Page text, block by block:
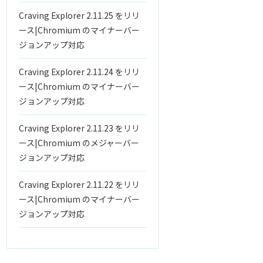
Craving Explorer 2.11.25 をリリ
ース|Chromium のマイナーバー
ジョンアップ対応
Craving Explorer 2.11.24 をリリ
ース|Chromium のマイナーバー
ジョンアップ対応
Craving Explorer 2.11.23 をリリ
ース|Chromium のメジャーバー
ジョンアップ対応
Craving Explorer 2.11.22 をリリ
ース|Chromium のマイナーバー
ジョンアップ対応